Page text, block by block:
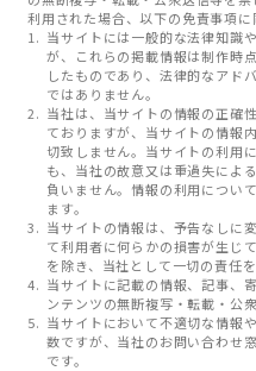
利用された場合、以下の免責事項に
当サイトには一般的な法律知識
が、これらの掲載情報は制作時
したものであり、法律的なアド
ではありません。
当社は、当サイトの情報の正確
ておりますが、当サイトの情報
切致しません。当サイトの利用
も、当社の故意又は重過失によ
負いません。情報の利用につい
ます。
当サイトの情報は、予告なしに
て利用者に何らかの損害が生じ
を除き、当社として一切の責任を
当サイトに記載の情報、記事、
ンテンツの無断複写・転載・公
当サイトにおいて不適切な情報
数ですが、当社のお問い合わせ
です。